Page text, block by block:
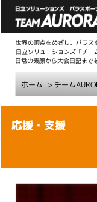
世界の頂点をめざし、パラス
日立ソリューションズ「チー
日常の素顔から大会日記まで
ホーム > チーム
本
応援・支援